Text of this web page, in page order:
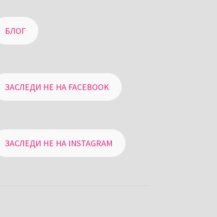
БЛОГ
ЗАСЛЕДИ НЕ НА FACEBOOK
ЗАСЛЕДИ НЕ НА INSTAGRAM